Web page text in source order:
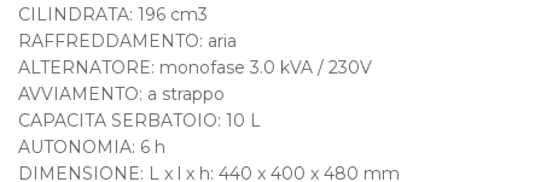
CILINDRATA: 196 cm3
RAFFREDDAMENTO: aria
ALTERNATORE: monofase 3.0 kVA / 230V
AVVIAMENTO: a strappo
CAPACITA SERBATOIO: 10 L
AUTONOMIA: 6 h
DIMENSIONE: L x l x h: 440 x 400 x 480 mm